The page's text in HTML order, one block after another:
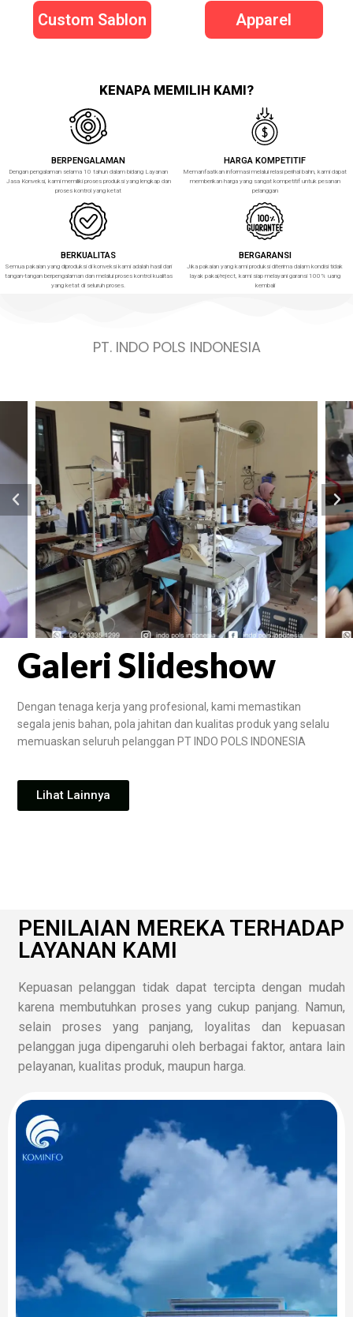
Custom Sablon Apparel
KENAPA MEMILIH KAMI?
BERPENGALAMAN
Dengan pengalaman selama 10 tahun dalam bidang Layanan
Jasa Konveksi, kami memiliki proses produksi yang lengkap dan
proses kontrol yang ketat
HARGA KOMPETITIF
Memanfaatkan informasi melalui relasi perihal bahn, kami dapat
memberikan harga yang sangat kompetitif untuk pesanan
pelanggan
BERKUALITAS
Semua pakaian yang diproduksi di konveksi kami adalah hasil dari
tangan-tangan berpengalaman dan melalui proses kontrol kualitas
yang ketat di seluruh proses.
BERGARANSI
Jika pakaian yang kami produksi diterima dalam kondisi tidak
layak pakai/reject, kami siap melayani garansi 100% uang
kembali
PT. INDO POLS INDONESIA
Galeri Slideshow
Dengan tenaga kerja yang profesional, kami memastikan
segala jenis bahan, pola jahitan dan kualitas produk yang selalu
memuaskan seluruh pelanggan PT INDO POLS INDONESIA
Lihat Lainnya
PENILAIAN MEREKA TERHADAP
LAYANAN KAMI
Kepuasan pelanggan tidak dapat tercipta dengan mudah
karena membutuhkan proses yang cukup panjang. Namun,
selain proses yang panjang, loyalitas dan kepuasan
pelanggan juga dipengaruhi oleh berbagai faktor, antara lain
pelayanan, kualitas produk, maupun harga.